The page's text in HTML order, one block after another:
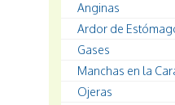
Anginas
Ardor de
Gases
Manchas en la
Ojeras